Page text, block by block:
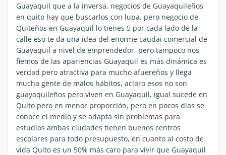
Guayaquil que a la inversa, negocios de Guayaquileños
en quito hay que buscarlos con lupa, pero negocio de
Quiteños en Guayaquil lo tienes 5 por cada lado de la
calle eso te da una idea del enorme caudai comercial de
Guayaquil a nivel de emprendedor, pero tampoco nos
fiemos de las apariencias Guayaquil es más dinámica es
verdad pero atractiva para mucho afuereños y llega
mucha gente de malos hábitos, aclaro esos no son
guayaquileños pero viven en Guayaquil, igual sucede en
Quito pero en menor proporción, pero en pocos dias se
conoce el medio y se adapta sin problemas para
estudios ambas ciudades tienen buenos centros
escolares para todo presupuesto, en cuanto al costo de
vida Quito es un 50% más caro para vivir que Guayaquil